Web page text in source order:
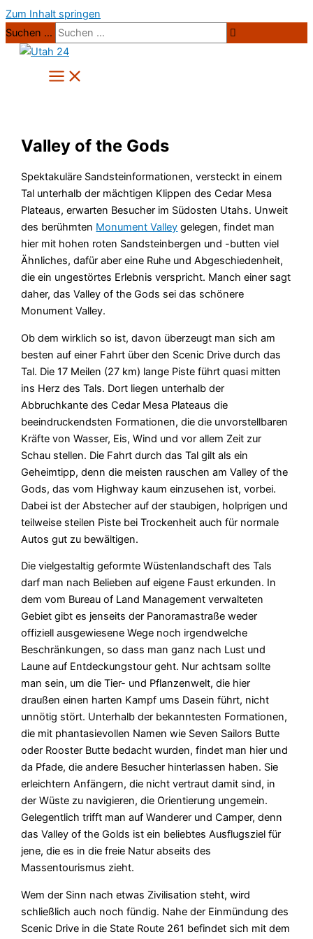
Zum Inhalt springen
Suchen …
Valley of the Gods
Spektakuläre Sandsteinformationen, versteckt in einem
Tal unterhalb der mächtigen Klippen des Cedar Mesa
Plateaus, erwarten Besucher im Südosten Utahs. Unweit
des berühmten Monument Valley gelegen, findet man
hier mit hohen roten Sandsteinbergen und -butten viel
Ähnliches, dafür aber eine Ruhe und Abgeschiedenheit,
die ein ungestörtes Erlebnis verspricht. Manch einer sagt
daher, das Valley of the Gods sei das schönere
Monument Valley.
Ob dem wirklich so ist, davon überzeugt man sich am
besten auf einer Fahrt über den Scenic Drive durch das
Tal. Die 17 Meilen (27 km) lange Piste führt quasi mitten
ins Herz des Tals. Dort liegen unterhalb der
Abbruchkante des Cedar Mesa Plateaus die
beeindruckendsten Formationen, die die unvorstellbaren
Kräfte von Wasser, Eis, Wind und vor allem Zeit zur
Schau stellen. Die Fahrt durch das Tal gilt als ein
Geheimtipp, denn die meisten rauschen am Valley of the
Gods, das vom Highway kaum einzusehen ist, vorbei.
Dabei ist der Abstecher auf der staubigen, holprigen und
teilweise steilen Piste bei Trockenheit auch für normale
Autos gut zu bewältigen.
Die vielgestaltig geformte Wüstenlandschaft des Tals
darf man nach Belieben auf eigene Faust erkunden. In
dem vom Bureau of Land Management verwalteten
Gebiet gibt es jenseits der Panoramastraße weder
offiziell ausgewiesene Wege noch irgendwelche
Beschränkungen, so dass man ganz nach Lust und
Laune auf Entdeckungstour geht. Nur achtsam sollte
man sein, um die Tier- und Pflanzenwelt, die hier
draußen einen harten Kampf ums Dasein führt, nicht
unnötig stört. Unterhalb der bekanntesten Formationen,
die mit phantasievollen Namen wie Seven Sailors Butte
oder Rooster Butte bedacht wurden, findet man hier und
da Pfade, die andere Besucher hinterlassen haben. Sie
erleichtern Anfängern, die nicht vertraut damit sind, in
der Wüste zu navigieren, die Orientierung ungemein.
Gelegentlich trifft man auf Wanderer und Camper, denn
das Valley of the Golds ist ein beliebtes Ausflugsziel für
jene, die es in die freie Natur abseits des
Massentourismus zieht.
Wem der Sinn nach etwas Zivilisation steht, wird
schließlich auch noch fündig. Nahe der Einmündung des
Scenic Drive in die State Route 261 befindet sich mit dem